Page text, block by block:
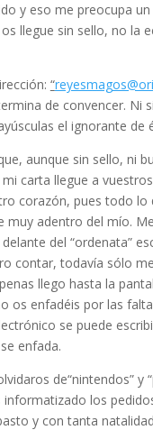
y eso me preocupa
llegue sin sello, no la
“
de convencer. Ni
el ignorante de
aunque sin sello, ni
carta llegue a
corazón, pues todo lo
muy adentro del mío.
del “ordenata”
contar, todavía sólo
llego hasta la
os enfadéis por las
se puede
enfada.
de“nintendos” y
informatizado los
y con tanta